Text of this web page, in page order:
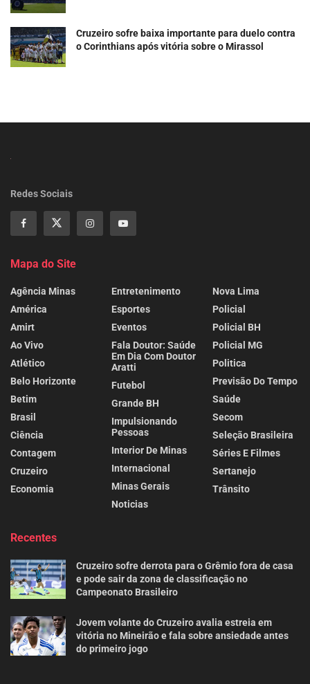
Cruzeiro sofre baixa importante para duelo contra
o Corinthians após vitória sobre o Mirassol
Redes Sociais
Mapa do Site
Agência Minas
América
Amirt
Ao Vivo
Atlético
Belo Horizonte
Betim
Brasil
Ciência
Contagem
Cruzeiro
Economia
Entretenimento
Esportes
Eventos
Fala Doutor: Saúde
Em Dia Com Doutor
Aratti
Futebol
Grande BH
Impulsionando
Pessoas
Interior De Minas
Internacional
Minas Gerais
Noticias
Nova Lima
Policial
Policial BH
Policial MG
Politica
Previsão Do Tempo
Saúde
Secom
Seleção Brasileira
Séries E Filmes
Sertanejo
Trânsito
Recentes
Cruzeiro sofre derrota para o Grêmio fora de casa
e pode sair da zona de classificação no
Campeonato Brasileiro
Jovem volante do Cruzeiro avalia estreia em
vitória no Mineirão e fala sobre ansiedade antes
do primeiro jogo